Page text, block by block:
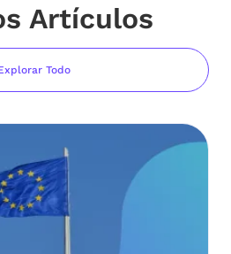
Artículos
Todo